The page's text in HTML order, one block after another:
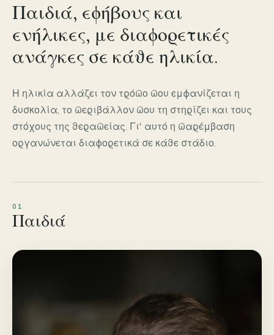
Παιδιά, εφήβους και
ενήλικες, με διαφορετικές
ανάγκες σε κάθε ηλικία.
Η ηλικία αλλάζει τον τρόπο που εμφανίζεται η
δυσκολία, το περιβάλλον που τη στηρίζει και τους
στόχους της θεραπείας. Γι' αυτό η παρέμβαση
οργανώνεται διαφορετικά σε κάθε στάδιο.
Παιδιά